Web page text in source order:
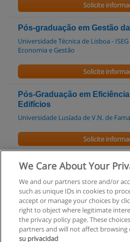
Solicite
Pós-graduação em Gestão
Universidade Técnica de Lisboa -
Economia e Gestão
Solicite
Pós-Graduação em
Edifícios
Universidade Lusíada de V.N. de
Solicite
Curso de Biologia Marinha e
ISPA - Instituto Universitário Ciências
Vida
Solicite
We Care About Your
We and our partners store and/or
such as unique IDs in cookies to
accept or manage your choices by
right to object where legitimate
the privacy policy page. These
partners and will not affect browsing
su privacidad